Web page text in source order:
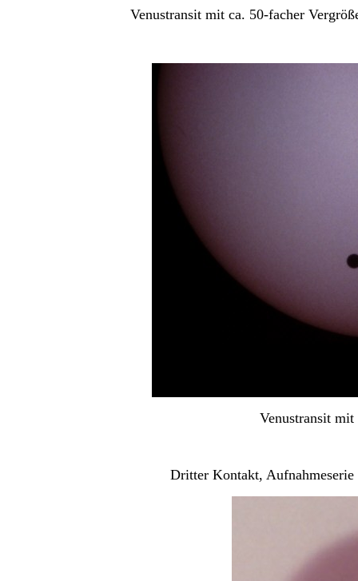
Venustransit mit ca. 50-facher
Venustransit
Dritter Kontakt, Aufnahmeserie